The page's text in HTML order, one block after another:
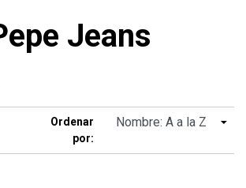
Jeans
Ordenar
por: